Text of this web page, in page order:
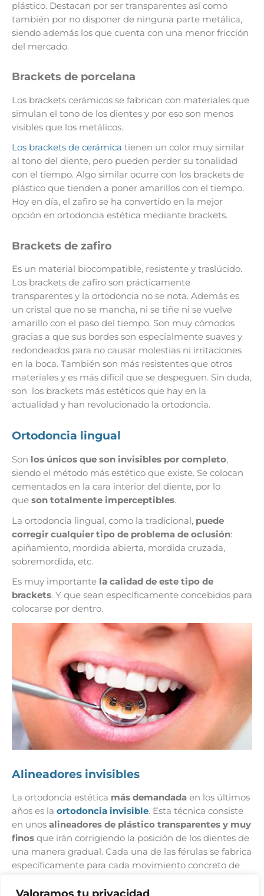
plástico. Destacan por ser transparentes así como
también por no disponer de ninguna parte metálica,
siendo además los que cuenta con una menor fricción
del mercado.
Brackets de porcelana
Los brackets cerámicos se fabrican con materiales que
simulan el tono de los dientes y por eso son menos
visibles que los metálicos.
Los brackets de cerámica tienen un color muy similar
al tono del diente, pero pueden perder su tonalidad
con el tiempo. Algo similar ocurre con los brackets de
plástico que tienden a poner amarillos con el tiempo.
Hoy en día, el zafiro se ha convertido en la mejor
opción en ortodoncia estética mediante brackets.
Brackets de zafiro
Es un material biocompatible, resistente y traslúcido.
Los brackets de zafiro son prácticamente
transparentes y la ortodoncia no se nota. Además es
un cristal que no se mancha, ni se tiñe ni se vuelve
amarillo con el paso del tiempo. Son muy cómodos
gracias a que sus bordes son especialmente suaves y
redondeados para no causar molestias ni irritaciones
en la boca. También son más resistentes que otros
materiales y es más difícil que se despeguen. Sin duda,
son los brackets más estéticos que hay en la
actualidad y han revolucionado la ortodoncia.
Ortodoncia lingual
Son los únicos que son invisibles por completo,
siendo el método más estético que existe. Se colocan
cementados en la cara interior del diente, por lo
que son totalmente imperceptibles.
La ortodoncia lingual, como la tradicional, puede
corregir cualquier tipo de problema de oclusión:
apiñamiento, mordida abierta, mordida cruzada,
sobremordida, etc.
Es muy importante la calidad de este tipo de
brackets. Y que sean específicamente concebidos para
colocarse por dentro.
Alineadores invisibles
La ortodoncia estética más demandada en los últimos
años es la ortodoncia invisible. Esta técnica consiste
en unos alineadores de plástico transparentes y muy
finos que irán corrigiendo la posición de los dientes de
una manera gradual. Cada una de las férulas se fabrica
específicamente para cada movimiento concreto de
los dientes se van moviendo, poco a poco, hasta